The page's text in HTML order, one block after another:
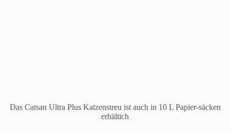
Das Catsan Ultra Plus Katzenstreu ist auch in 10 L Papier-säcken
erhältich